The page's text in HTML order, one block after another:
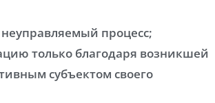
процесс;
только благодаря возникшей
субъектом своего